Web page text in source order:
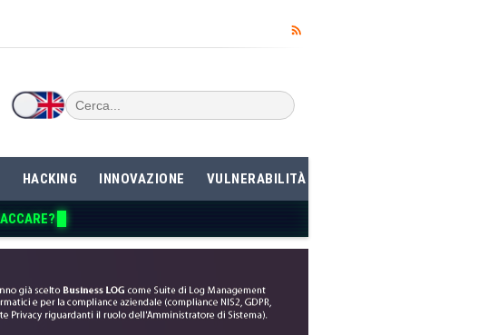
HACKING INNOVAZIONE VULNERABILITÀ